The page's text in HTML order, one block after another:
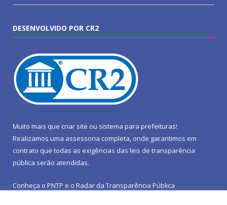
DESENVOLVIDO POR CR2
Muito mais que criar site ou sistema para prefeituras!
Realizamos uma assessoria completa, onde garantimos em
contrato que todas as exigências das leis de transparência
pública serão atendidas.
Conheça o PNTP e o Radar da Transparência Pública